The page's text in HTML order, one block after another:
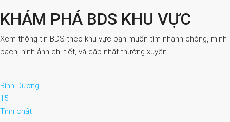
KHÁM PHÁ BDS KHU VỰC
Xem thông tin BDS theo khu vực bạn muốn tìm nhanh chóng, minh
bạch, hình ảnh chi tiết, và cập nhật thường xuyên.
Bình Dương
15
Tính chất